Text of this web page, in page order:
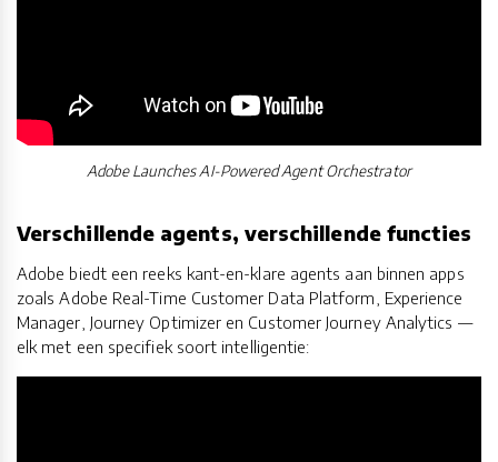
Adobe Launches AI-Powered Agent Orchestrator
Verschillende agents, verschillende functies
Adobe biedt een reeks kant-en-klare agents aan binnen apps
zoals Adobe Real-Time Customer Data Platform, Experience
Manager, Journey Optimizer en Customer Journey Analytics —
elk met een specifiek soort intelligentie: